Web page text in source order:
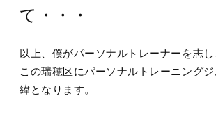
て・・・
以上、僕がパーソナルトレーナーを志し
この瑞穂区にパーソナルトレーニング
緯となります。